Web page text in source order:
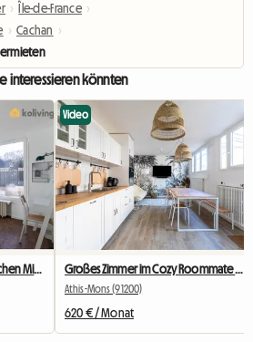
› Île-de-France ›
› Cachan ›
interessieren könnten
Schönes Zimmer Im Gemütlichen Mitbewohner Nr. 2
Video
Athis-Mons (91200)
620 € / Monat